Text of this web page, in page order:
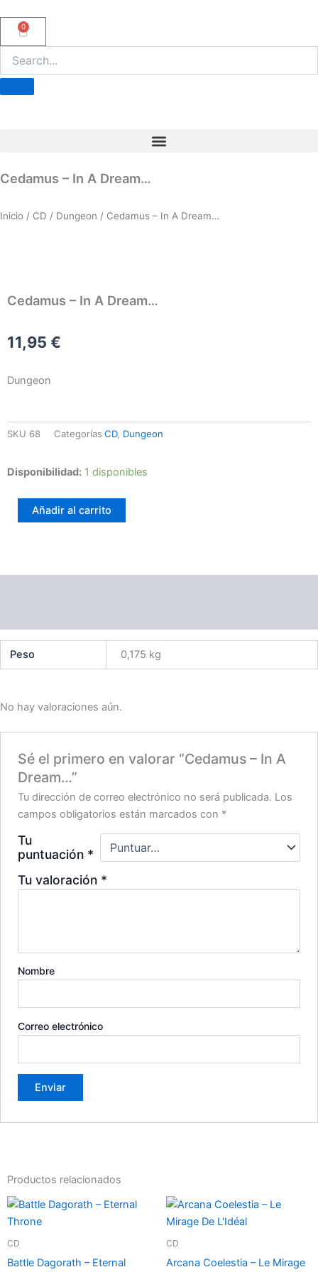
0
Carrito
Cedamus – In A Dream…
Inicio / CD / Dungeon / Cedamus – In A Dream…
Cedamus – In A Dream…
11,95 €
Dungeon
SKU 68 Categorías CD, Dungeon
Disponibilidad: 1 disponibles
Cedamus
Dream...
Añadir al carrito
Peso 0,175 kg
No hay valoraciones aún.
Sé el primero en valorar “Cedamus – In A
Dream…”
Tu dirección de correo electrónico no será publicada. Los
campos obligatorios están marcados con *
Tu
puntuación *
Tu valoración *
Nombre
Correo electrónico
Productos relacionados
CD
Battle Dagorath – Eternal
CD
Arcana Coelestia – Le Mirage